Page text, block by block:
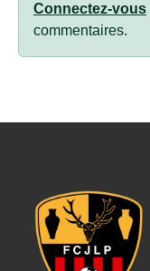
Connectez-vous
commentaires.